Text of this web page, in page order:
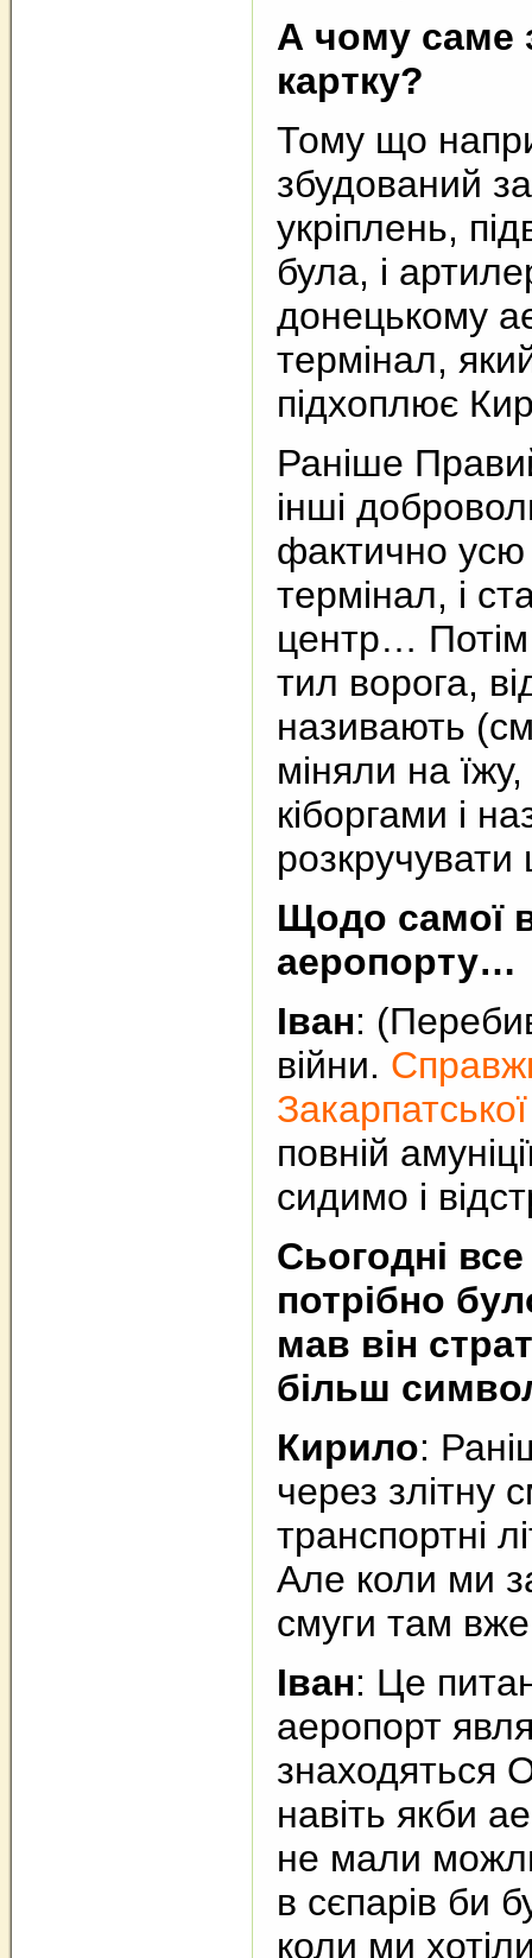
А чому саме
картку?
Тому що
збудований
укріплень,
була, і
донецькому
термінал,
підхоплює
Раніше
інші
фактично усю
термінал, і
центр… Потім
тил ворога,
називають
міняли на їжу,
кіборгами і
Щодо самої
аеропорту…
Іван:
війни.
повній
сидимо і
Сьогодні
потрібно
мав він
більш
Кирило:
через злітну
транспортні
Але коли ми
смуги там
Іван: Це
аеропорт
знаходяться
навіть якби
не мали
в сєпарів би
коли ми